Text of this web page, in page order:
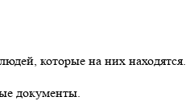
которые на них находятся.
документы.